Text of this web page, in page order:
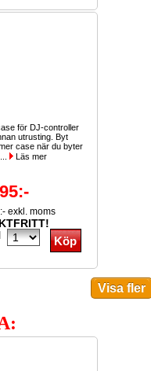
för DJ-controller
utrusting. Byt
case när du byter
Läs mer
exkl. moms